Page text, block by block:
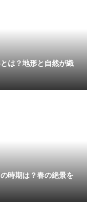
は？地形と自然が織
時期は？春の絶景を